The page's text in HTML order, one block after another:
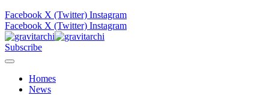
Facebook X (Twitter) Instagram
Facebook X (Twitter) Instagram
Subscribe
Homes
News